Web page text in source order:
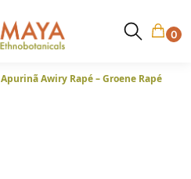
0
Apurinã Awiry Rapé – Groene Rapé